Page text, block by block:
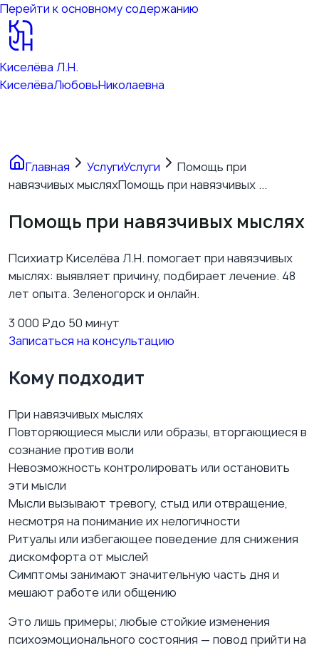
Перейти к основному содержанию
Киселёва Л.Н.
КиселёваЛюбовьНиколаевна
Главная УслугиУслуги
Помощь при
навязчивых мысляхПомощь при навязчивых ...
Помощь при навязчивых мыслях
Психиатр Киселёва Л.Н. помогает при навязчивых
мыслях: выявляет причину, подбирает лечение. 48
лет опыта. Зеленогорск и онлайн.
3 000 ₽до 50 минут
Записаться на консультацию
Кому подходит
При навязчивых мыслях
Повторяющиеся мысли или образы, вторгающиеся в
сознание против воли
Невозможность контролировать или остановить
эти мысли
Мысли вызывают тревогу, стыд или отвращение,
несмотря на понимание их нелогичности
Ритуалы или избегающее поведение для снижения
дискомфорта от мыслей
Симптомы занимают значительную часть дня и
мешают работе или общению
Это лишь примеры; любые стойкие изменения
психоэмоционального состояния — повод прийти на